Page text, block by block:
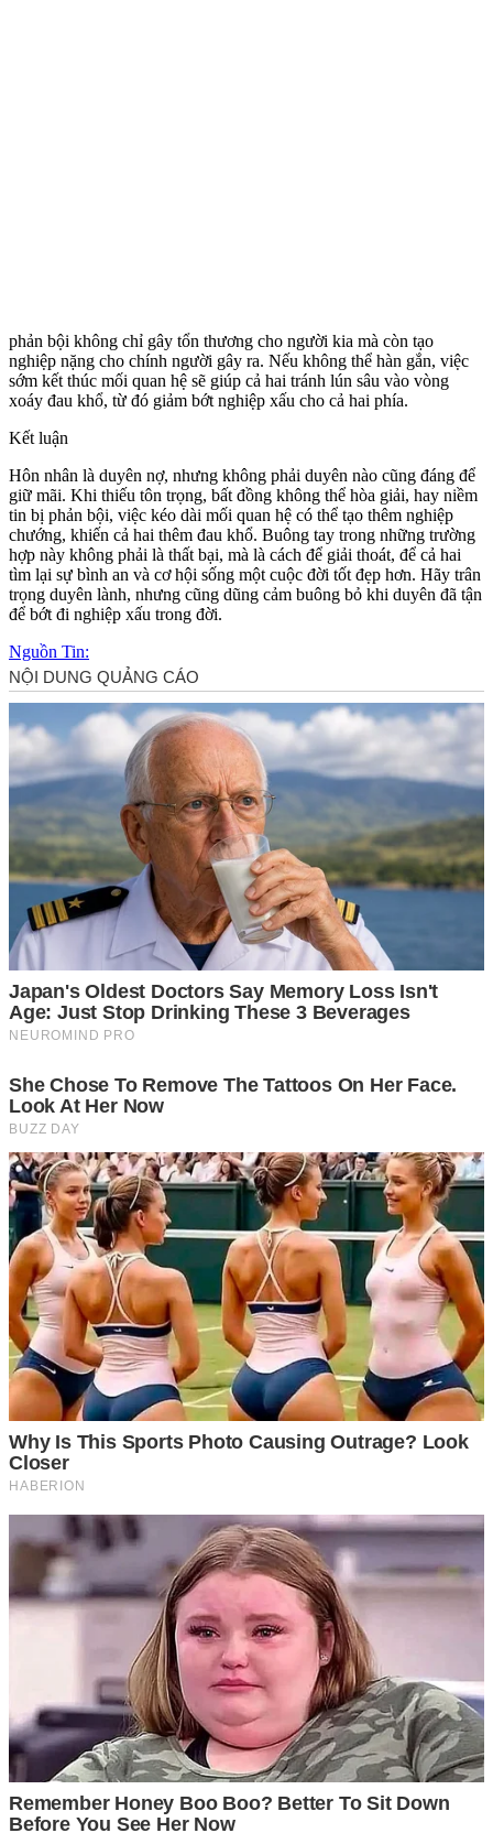
phản bội không chỉ gây tổn thương cho người kia mà còn tạo
nghiệp nặng cho chính người gây ra. Nếu không thể hàn gắn, việc
sớm kết thúc mối quan hệ sẽ giúp cả hai tránh lún sâu vào vòng
xoáy đau khổ, từ đó giảm bớt nghiệp xấu cho cả hai phía.
Kết luận
Hôn nhân là duyên nợ, nhưng không phải duyên nào cũng đáng để
giữ mãi. Khi thiếu tôn trọng, bất đồng không thể hòa giải, hay niềm
tin bị phản bội, việc kéo dài mối quan hệ có thể tạo thêm nghiệp
chướng, khiến cả hai thêm đau khổ. Buông tay trong những trường
hợp này không phải là thất bại, mà là cách để giải thoát, để cả hai
tìm lại sự bình an và cơ hội sống một cuộc đời tốt đẹp hơn. Hãy trân
trọng duyên lành, nhưng cũng dũng cảm buông bỏ khi duyên đã tận
để bớt đi nghiệp xấu trong đời.
Nguồn Tin: